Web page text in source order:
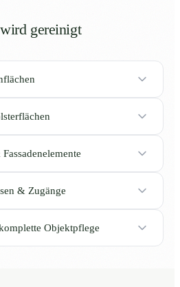
gereinigt
& Zugänge
Objektpflege